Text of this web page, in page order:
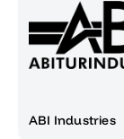
ABI Industries